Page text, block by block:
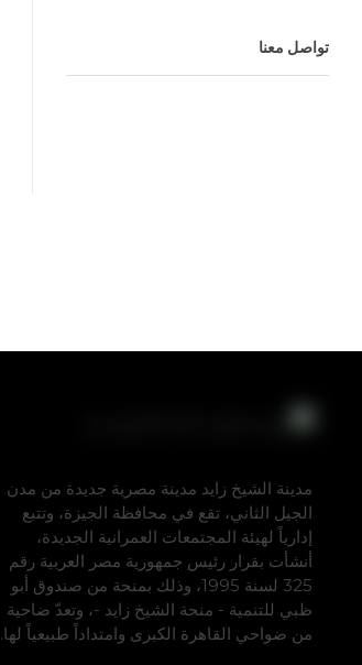
تواصل معنا
مدينة الشيخ زايد مدينة مصرية جديدة من مدن
الجيل الثاني، تقع في محافظة الجيزة، وتتبع
إدارياً لهيئة المجتمعات العمرانية الجديدة،
أنشأت بقرار رئيس جمهورية مصر العربية رقم
325 لسنة 1995، وذلك بمنحة من صندوق أبو
ظبي للتنمية - منحة الشيخ زايد -، وتعدّ ضاحية
من ضواحي القاهرة الكبرى وامتداداً طبيعياً لها.